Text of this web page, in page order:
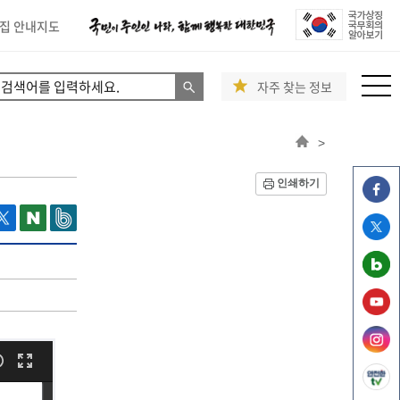
안내지도
자주 찾는 정보
>
인쇄하기